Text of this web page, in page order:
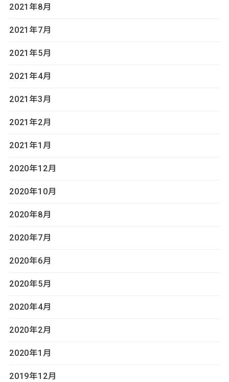
2021年8月
2021年7月
2021年5月
2021年4月
2021年3月
2021年2月
2021年1月
2020年12月
2020年10月
2020年8月
2020年7月
2020年6月
2020年5月
2020年4月
2020年2月
2020年1月
2019年12月